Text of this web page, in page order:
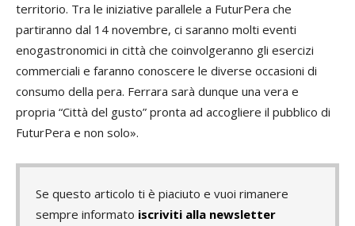
territorio. Tra le iniziative parallele a FuturPera che
partiranno dal 14 novembre, ci saranno molti eventi
enogastronomici in città che coinvolgeranno gli esercizi
commerciali e faranno conoscere le diverse occasioni di
consumo della pera. Ferrara sarà dunque una vera e
propria “Città del gusto” pronta ad accogliere il pubblico di
FuturPera e non solo».
Se questo articolo ti è piaciuto e vuoi rimanere
sempre informato iscriviti alla newsletter